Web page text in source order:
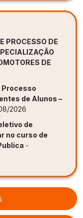
PROCESSO DE
DE
Processo
de Alunos –
2026
de
no curso de
-